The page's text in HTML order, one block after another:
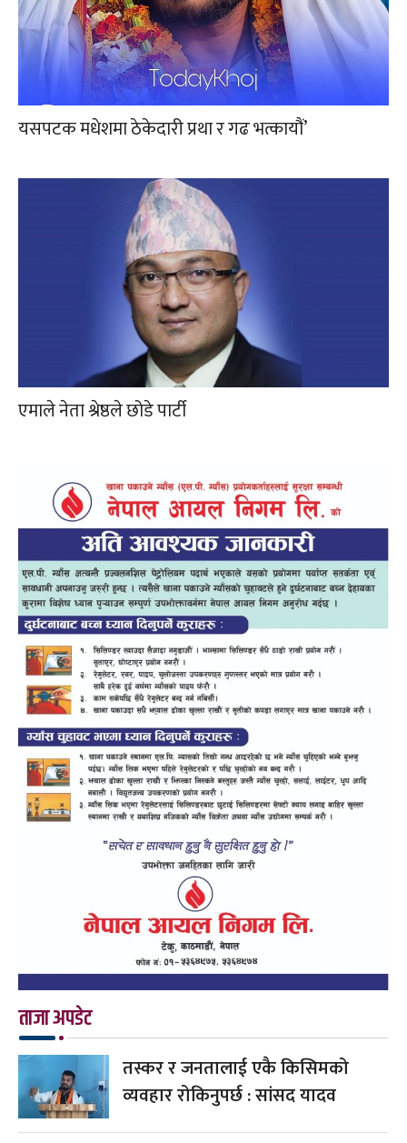
यसपटक मधेशमा ठेकेदारी प्रथा र गढ भत्कायौं’
एमाले नेता श्रेष्ठले छोडे पार्टी
ताजा अपडेट
तस्कर र जनतालाई एकै किसिमको
व्यवहार रोकिनुपर्छ : सांसद यादव